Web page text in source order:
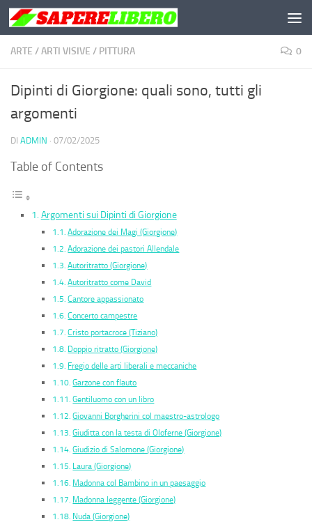
Salta al contenuto
ARTE /ARTI VISIVE / PITTURA 0
Dipinti di Giorgione: quali sono, tutti gli
argomenti
DI ADMIN · 07/02/2025
Table of Contents
Argomenti sui Dipinti di Giorgione
Adorazione dei Magi (Giorgione)
Adorazione dei pastori Allendale
Autoritratto (Giorgione)
Autoritratto come David
Cantore appassionato
Concerto campestre
Cristo portacroce (Tiziano)
Doppio ritratto (Giorgione)
Fregio delle arti liberali e meccaniche
Garzone con flauto
Gentiluomo con un libro
Giovanni Borgherini col maestro-astrologo
Giuditta con la testa di Oloferne (Giorgione)
Giudizio di Salomone (Giorgione)
Laura (Giorgione)
Madonna col Bambino in un paesaggio
Madonna leggente (Giorgione)
Nuda (Giorgione)